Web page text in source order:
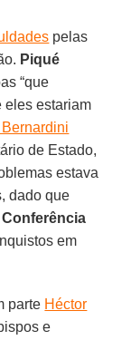
pelas
Piqué
“que
eles estariam
de Estado,
estava
dado que
Conferência
em
parte Héctor
e